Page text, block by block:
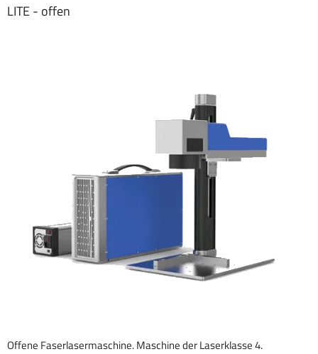
LITE - offen
Offene Faserlasermaschine. Maschine der Laserklasse 4.